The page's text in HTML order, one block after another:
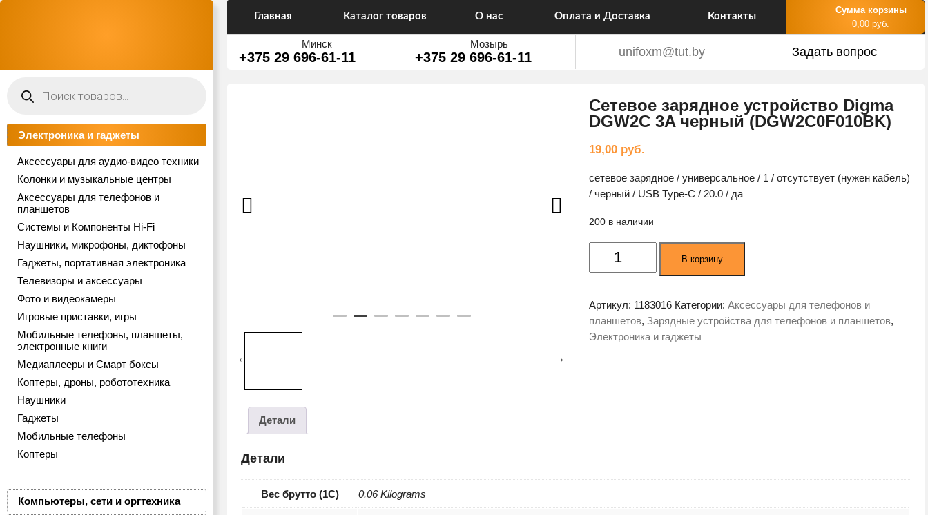
товаров
Электроника и гаджеты
Аксессуары для аудио-видео техники
Колонки и музыкальные центры
Аксессуары для телефонов и
планшетов
Системы и Компоненты Hi-Fi
Наушники, микрофоны, диктофоны
Гаджеты, портативная электроника
Телевизоры и аксессуары
Фото и видеокамеры
Игровые приставки, игры
Мобильные телефоны, планшеты,
электронные книги
Медиаплееры и Смарт боксы
Коптеры, дроны, робототехника
Наушники
Гаджеты
Мобильные телефоны
Коптеры
Компьютеры, сети и оргтехника
Главная Каталог товаров О нас Оплата и Доставка Контакты
Сумма корзины
0,00 руб.
Минск
+375 29 696-61-11
Мозырь
+375 29 696-61-11 unifoxm@tut.by Задать вопрос
Сетевое зарядное устройство Digma
DGW2C 3A черный (DGW2C0F010BK)
19,00 руб.
сетевое зарядное / универсальное / 1 / отсутствует (нужен кабель)
/ черный / USB Type-C / 20.0 / да
200 в наличии
Количество
товара
устройство
DGW2C
В корзину
Артикул: 1183016 Категории:Аксессуары для телефонов и
планшетов,Зарядные устройства для телефонов и планшетов,
Электроника и гаджеты
Детали
Детали
Вес брутто (1С) 0.06 Kilograms